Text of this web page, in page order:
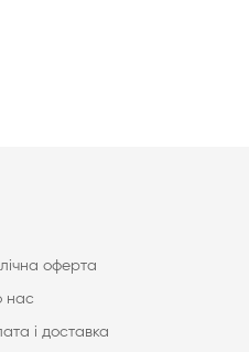
оферта
нас
і доставка